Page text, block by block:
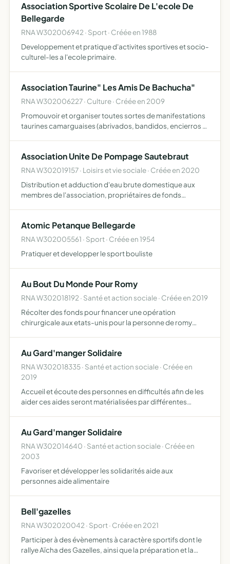
Association Sportive Scolaire De L'ecole De
Bellegarde
RNA W302006942 · Sport · Créée en 1988
Developpement et pratique d'activites sportives et socio-
culturel-les a l'ecole primaire.
Association Taurine" Les Amis De Bachucha"
RNA W302006227 · Culture · Créée en 2009
Promouvoir et organiser toutes sortes de manifestations
taurines camarguaises (abrivados, bandidos, encierros et
Association Unite De Pompage Sautebraut
RNA W302019157 · Loisirs et vie sociale · Créée en 2020
Distribution et adduction d'eau brute domestique aux
membres de l'association, propriétaires de fonds
mas d…
Atomic Petanque Bellegarde
RNA W302005561 · Sport · Créée en 1954
Pratiquer et developper le sport bouliste
Au Bout Du Monde Pour Romy
RNA W302018192 · Santé et action sociale · Créée en 2019
Récolter des fonds pour financer une opération
chirurgicale aux etats-unis pour la personne de romy
réalisation ou le dévelo…
Au Gard'manger Solidaire
RNA W302018335 · Santé et action sociale · Créée en
2019
Accueil et écoute des personnes en difficultés afin de les
aider ces aides seront matérialisées par différentes
s…
Au Gard'manger Solidaire
RNA W302014640 · Santé et action sociale · Créée en
2003
Favoriser et développer les solidarités aide aux
personnes aide alimentaire
Bell'gazelles
RNA W302020042 · Sport · Créée en 2021
Participer à des évènements à caractère sportifs dont le
rallye Aïcha des Gazelles, ainsi que la préparation et la